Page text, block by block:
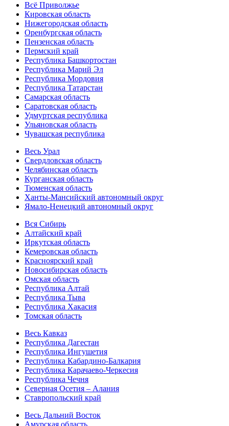
Всё Приволжье
Кировская область
Нижегородская область
Оренбургская область
Пензенская область
Пермский край
Республика Башкортостан
Республика Марий Эл
Республика Мордовия
Республика Татарстан
Самарская область
Саратовская область
Удмуртская республика
Ульяновская область
Чувашская республика
Весь Урал
Свердловская область
Челябинская область
Курганская область
Тюменская область
Ханты-Мансийский автономный округ
Ямало-Ненецкий автономный округ
Вся Сибирь
Алтайский край
Иркутская область
Кемеровская область
Красноярский край
Новосибирская область
Омская область
Республика Алтай
Республика Тыва
Республика Хакасия
Томская область
Весь Кавказ
Республика Дагестан
Республика Ингушетия
Республика Кабардино-Балкария
Республика Карачаево-Черкесия
Республика Чечня
Северная Осетия – Алания
Ставропольский край
Весь Дальний Восток
Амурская область